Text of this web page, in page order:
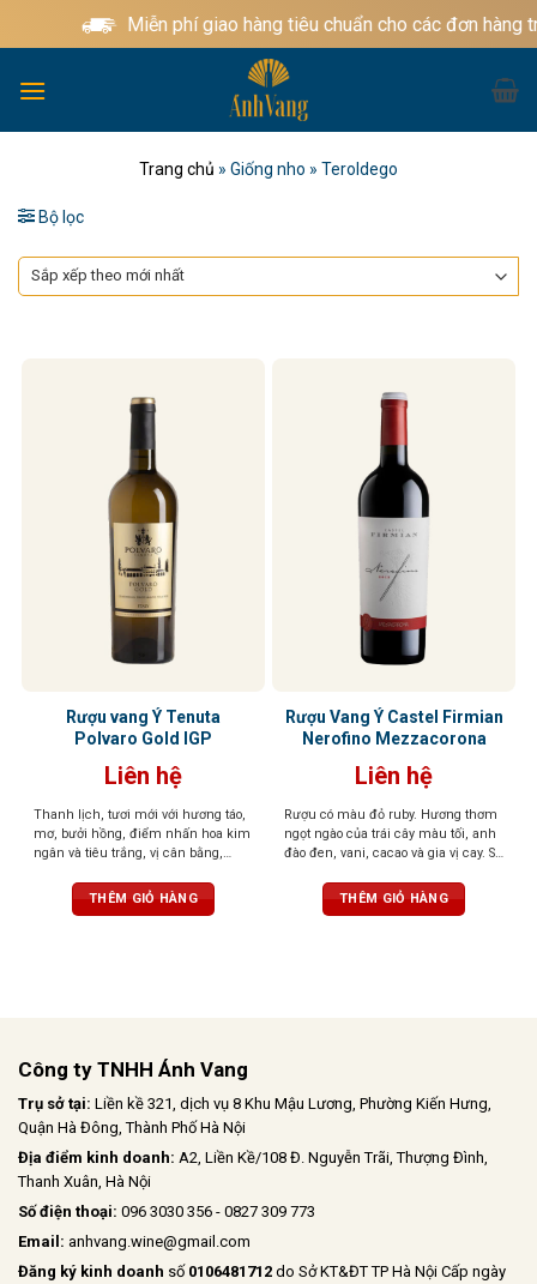
qua
dung
Miễn phí giao hàng tiêu chuẩn cho các đơn hàng
Trang chủ » Giống nho » Teroldego
Bộ lọc
Rượu vang Ý Tenuta
Polvaro Gold IGP
Liên hệ
Thanh lịch, tươi mới với hương táo,
mơ, bưởi hồng, điểm nhấn hoa kim
ngân và tiêu trắng, vị cân bằng,
THÊM GIỎ HÀNG
Rượu Vang Ý Castel Firmian
Nerofino Mezzacorona
Liên hệ
Rượu có màu đỏ ruby. Hương thơm
ngọt ngào của trái cây màu tối, anh
đào đen, vani, cacao và gia vị cay. Sự
cảm nhận tinh tế của trái cây và các
gia vị khác. Hậu vị phong phú,
THÊM GIỎ HÀNG
Công ty TNHH Ánh Vang
Trụ sở tại: Liền kề 321, dịch vụ 8 Khu Mậu Lương, Phường Kiến Hưng,
Quận Hà Đông, Thành Phố Hà Nội
Địa điểm kinh doanh: A2, Liền Kề/108 Đ. Nguyễn Trãi, Thượng Đình,
Thanh Xuân, Hà Nội
Số điện thoại: 096 3030 356 - 0827 309 773
Email: anhvang.wine@gmail.com
Đăng ký kinh doanh số 0106481712 do Sở KT&ĐT TP Hà Nội Cấp ngày